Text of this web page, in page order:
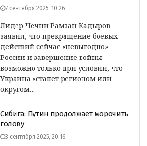
7 сентября 2025, 10:26
Лидер Чечни Рамзан Кадыров
заявил, что прекращение боевых
действий сейчас «невыгодно»
России и завершение войны
возможно только при условии, что
Украина «станет регионом или
округом…
Сибига: Путин продолжает морочить
голову
3 сентября 2025, 20:16